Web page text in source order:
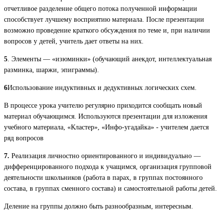
отчетливое разделение общего потока полученной информации
способствует лучшему восприятию материала. После презентации
возможно проведение краткого обсуждения по теме и, при наличии
вопросов у детей, учитель дает ответы на них.
5 . Элементы — «изюминки» (обучающий анекдот, интеллектуальная
разминка, шаржи, эпиграммы).
6Использование индуктивных и дедуктивных логических схем.
В процессе урока учителю регулярно приходится сообщать новый
материал обучающимся. Используются презентации для изложения
учебного материала, «Кластер», «Инфо-угадайка» - учителем дается
ряд вопросов
7. Реализация личностно ориентированного и индивидуально —
дифференцированного подхода к учащимся, организация групповой
деятельности школьников (работа в парах, в группах постоянного
состава, в группах сменного состава) и самостоятельной работы детей.
Деление на группы должно быть разнообразным, интересным.